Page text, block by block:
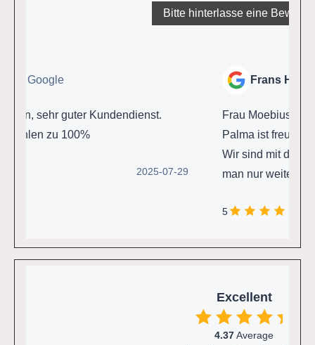
Bitte hinterlasse eine
sehr guter Kundendienst.
zu 100%
2025-07-29
Frans
Frau Moebius, DKV
Palma ist freundlich,
Wir sind mit dem
man nur
Excellent
4.37Average